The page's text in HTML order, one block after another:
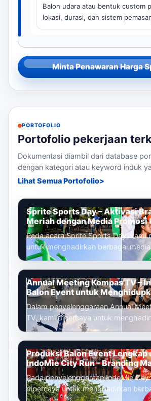
Balon udara atau bentuk custom
lokasi, durasi, dan sistem
Minta Penawaran Harga
PORTOFOLIO
Portofolio pekerjaan
Dokumentasi diambil dari database
dengan kategori atau keyword induk
Lihat Semua Portofolio
Sprite Sports Day – Aktivasi
Meriah dengan Media Promosi
Terintegrasi
Pada acara Sprite Sports Day, kami
untuk menghadirkan berbagai
udara yang dirancang untuk
Annual Meeting Kompas TV –
Balon Event untuk
Pengalaman Peserta
Dalam penyelenggaraan Annual
TV, kami dipercaya untuk
media promosi udara yang tidak
Produksi Balon Event Lengkap
IndoMie City Run – Branding
Setiap Titik Acara
Pada penyelenggaraan IndoMie City
dipercaya untuk menghadirkan